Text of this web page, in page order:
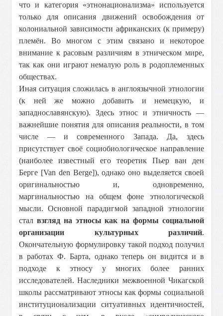
что и категория «этнонационализма» используется
только для описания движений освобождения от
колониальной зависимости африканских (к примеру)
племён. Во многом с этим связано и некоторое
внимание к расовым различиям в этническом мире,
так как они играют немалую роль в родоплеменных
обществах.
Иная ситуация сложилась в англоязычной этнологии
(к ней же можно добавить и немецкую, и
западнославянскую). Здесь этнос и этничность —
важнейшие понятия для описания реальности, в том
числе — и современного Запада. Да, здесь
присутствует своё социобиологическое направление
(наиболее известный его теоретик Пьер ван ден
Берге [Van den Berge]), однако оно выделяется своей
оригинальностью и, одновременно,
маргинальностью на общем фоне этнологической
мысли. Основной парадигмой западной этнологии
сталвзгляд на этносы как на формы социальной
организации культурных различий.
Окончательную формулировку такой подход получил
в работах Ф. Барта, однако теперь он видится и в
подходе к этносу у многих более ранних
исследователей. Наследники межвоенной Чикагской
школы рассматривают этносы как формы социальной
институционализации ситуативных идентичностей,